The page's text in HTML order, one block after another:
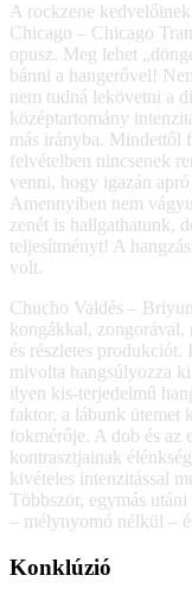
A rockzene
Chicago – Chicago
opusz. Meg lehet
bánni a hangerővel!
nem tudná lekövetni a
középtartomány
más irányba. Mindettől
felvételben nincsenek
venni, hogy igazán
Amennyiben nem
zenét is hallgathatunk,
teljesítményt! A
volt.
Chucho Valdés –
kongákkal, zongorával,
és részletes produkciót.
mivolta hangsúlyozza
ilyen kis-terjedelmű
faktor, a lábunk ütemet
fokmérője. A dob és az
kontrasztjainak
kivételes intenzitással
Többször, egymás
– mélynyomó nélkül –
Konklúzió